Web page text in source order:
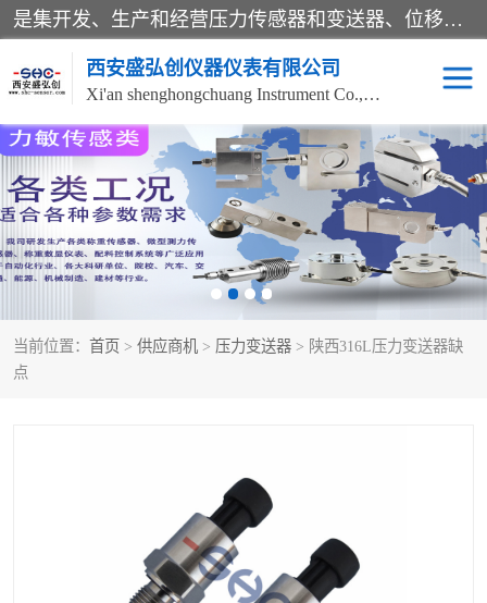
是集开发、生产和经营压力传感器和变送器、位移传感器和变送器、流量传感器和变送器、称重传感器和变送器、测力传感器和变送器、温湿度传感器和变送器、扭矩传感器、智能数显控制仪表等产品的化高新技术企业。
西安盛弘创仪器仪表有限公司
Xi'an shenghongchuang Instrument Co., Ltd
当前位置： 首页 > 供应商机 > 压力变送器 > 陕西316L压力变送器缺
点
称重传感器 超声波流量计
压力变送器 通用型压力变送器
流量计
位移传感器 差压变送器